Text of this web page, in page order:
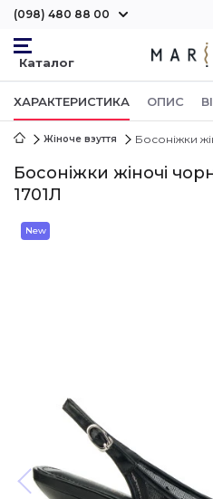
(098) 480 88 00
ХАРАКТЕРИСТИКА ОПИС
Жіноче взуття Босоніжки
Босоніжки жіночі
1701Л